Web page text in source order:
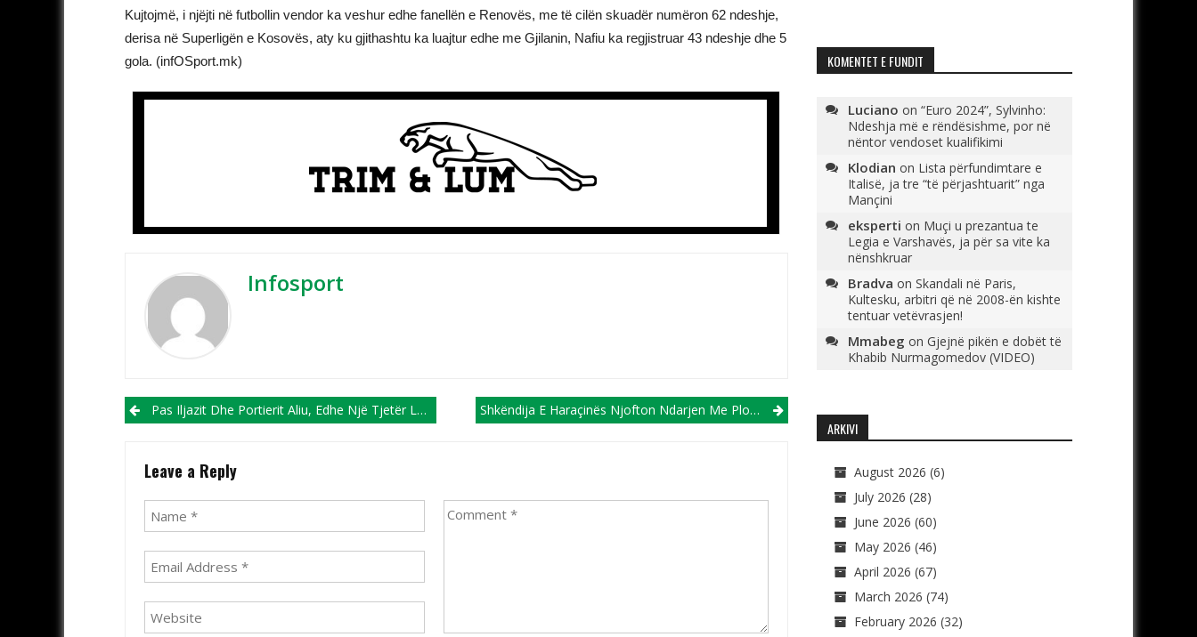
Kujtojmë, i njëjti në futbollin vendor ka veshur edhe fanellën e Renovës, me të cilën skuadër numëron 62 ndeshje,
derisa në Superligën e Kosovës, aty ku gjithashtu ka luajtur edhe me Gjilanin, Nafiu ka regjistruar 43 ndeshje dhe 5
gola. (infOSport.mk)
Infosport
Post navigation
Pas Iljazit Dhe Portierit Aliu, Edhe Një Tjetër Largim Nga Shkëndija E Haraçinës! Shkëndija E Haraçinës Njofton Ndarjen Me Plotë 13 Futbollistë!
Leave a Reply
KOMENTET E FUNDIT
Luciano on “Euro 2024”, Sylvinho:
Ndeshja më e rëndësishme, por në
nëntor vendoset kualifikimi
Klodian on Lista përfundimtare e
Italisë, ja tre “të përjashtuarit” nga
Mançini
eksperti on Muçi u prezantua te
Legia e Varshavës, ja për sa vite ka
nënshkruar
Bradva on Skandali në Paris,
Kultesku, arbitri që në 2008-ën kishte
tentuar vetëvrasjen!
Mmabeg on Gjejnë pikën e dobët të
Khabib Nurmagomedov (VIDEO)
ARKIVI
August 2026 (6)
July 2026 (28)
June 2026 (60)
May 2026 (46)
April 2026 (67)
March 2026 (74)
February 2026 (32)